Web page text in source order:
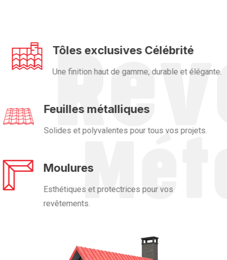
Tôles exclusives Célébrité
Une finition haut de gamme, durable et élégante.
Feuilles métalliques
Solides et polyvalentes pour tous vos projets.
Moulures
Esthétiques et protectrices pour vos
revêtements.